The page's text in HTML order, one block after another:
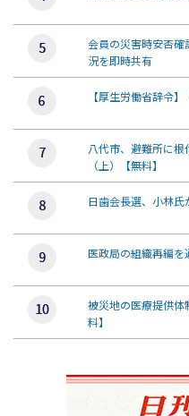
会員の災害時安否
況を即時共有
【厚生労働省辞令】
八代市、避難所に
（上）【無料】
日歯会長選、小林
医政局の組織再編
被災地の医療提供
料】